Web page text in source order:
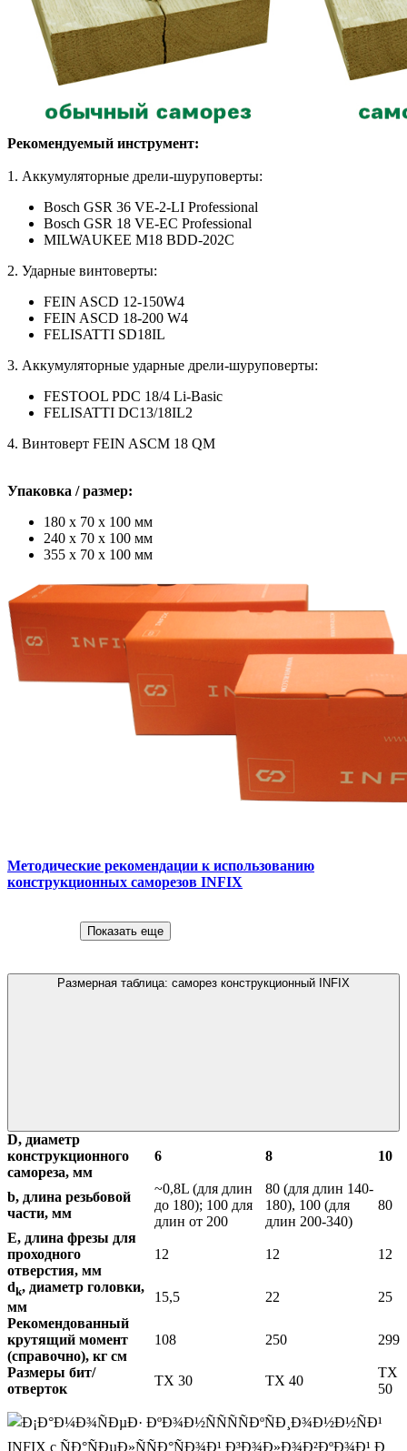
Рекомендуемый инструмент:
1. Аккумуляторные дрели-шуруповерты:
Bosch GSR 36 VE-2-LI Professional
Bosch GSR 18 VE-EC Professional
MILWAUKEE M18 BDD-202C
2. Ударные винтоверты:
FEIN ASCD 12-150W4
FEIN ASCD 18-200 W4
FELISATTI SD18IL
3. Аккумуляторные ударные дрели-шуруповерты:
FESTOOL PDC 18/4 Li-Basic
FELISATTI DC13/18IL2
4. Винтоверт FEIN ASCM 18 QM
Упаковка / размер:
180 х 70 х 100 мм
240 х 70 х 100 мм
355 х 70 х 100 мм
Методические рекомендации к использованию
конструкционных саморезов INFIX
Показать еще
Размерная таблица: саморез конструкционный INFIX
D, диаметр
конструкционного
самореза, мм
6 8 10
b, длина резьбовой
части, мм
~0,8L (для длин
до 180); 100 для
длин от 200
80 (для длин 140-
180), 100 (для
длин 200-340)
80
E, длина фрезы для
проходного
отверстия, мм
12 12 12
dk, диаметр головки,
мм
15,5 22
25
Рекомендованный
крутящий момент
(справочно), кг см
108 250 299
Размеры бит/
отверток
TX 30 TX 40
TX
50